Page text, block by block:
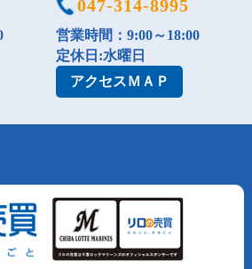
047-314-8995
営業時間：9:00～18:00
定休日:水曜日
アクセスＭＡＰ